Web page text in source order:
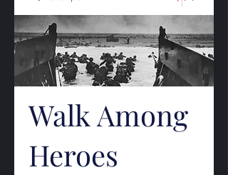
Walk Among
Heroes